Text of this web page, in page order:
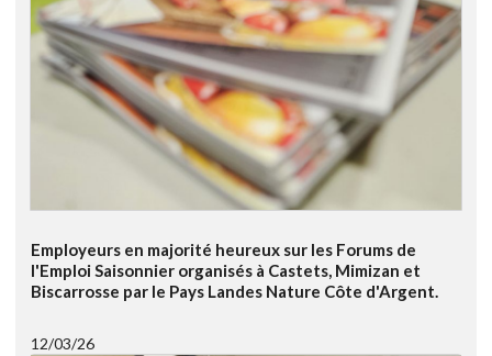
Employeurs en majorité heureux sur les Forums de
l'Emploi Saisonnier organisés à Castets, Mimizan et
Biscarrosse par le Pays Landes Nature Côte d'Argent.
12/03/26